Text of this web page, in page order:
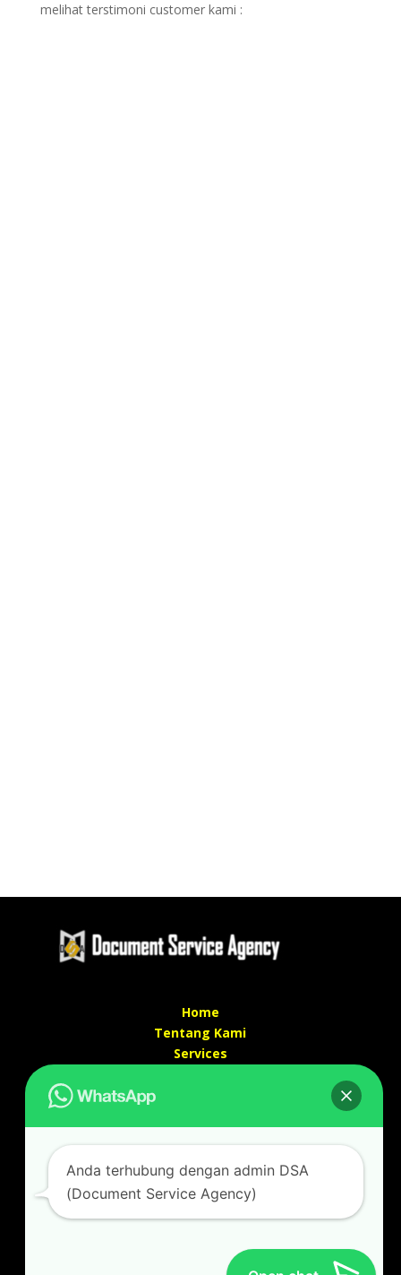
melihat terstimoni customer kami :
Home
Tentang Kami
Services
Alamat kantor :
Jl Swadaya Pam No 6 Rt 006 Rw 007 Jatinegara,
Cakung, Jakarta Timur 13930
(Dekat Mesjid Al Marzukiyah Swadaya Pam)
No hp/ telpon :087887631193 / 021 48671259
documentsserviceagency@gmail.com
Anda terhubung dengan admin DSA
(Document Service Agency)